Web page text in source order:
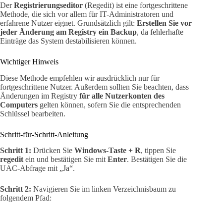
DerRegistrierungseditor (Regedit) ist eine fortgeschrittene
Methode, die sich vor allem für IT-Administratoren und
erfahrene Nutzer eignet. Grundsätzlich gilt: Erstellen Sie vor
jeder Änderung am Registry ein Backup, da fehlerhafte
Einträge das System destabilisieren können.
Wichtiger Hinweis
Diese Methode empfehlen wir ausdrücklich nur für
fortgeschrittene Nutzer. Außerdem sollten Sie beachten, dass
Änderungen im Registry für alle Nutzerkonten des
Computers gelten können, sofern Sie die entsprechenden
Schlüssel bearbeiten.
Schritt-für-Schritt-Anleitung
Schritt 1: Drücken Sie Windows-Taste + R, tippen Sie
regedit ein und bestätigen Sie mit Enter. Bestätigen Sie die
UAC-Abfrage mit „Ja“.
Schritt 2: Navigieren Sie im linken Verzeichnisbaum zu
folgendem Pfad: